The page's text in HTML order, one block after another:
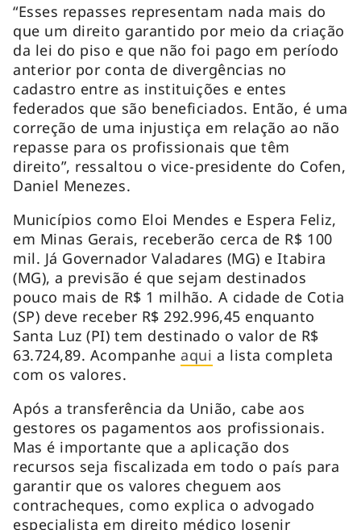
“Esses repasses representam nada mais do
que um direito garantido por meio da criação
da lei do piso e que não foi pago em período
anterior por conta de divergências no
cadastro entre as instituições e entes
federados que são beneficiados. Então, é uma
correção de uma injustiça em relação ao não
repasse para os profissionais que têm
direito”, ressaltou o vice-presidente do Cofen,
Daniel Menezes.
Municípios como Eloi Mendes e Espera Feliz,
em Minas Gerais, receberão cerca de R$ 100
mil. Já Governador Valadares (MG) e Itabira
(MG), a previsão é que sejam destinados
pouco mais de R$ 1 milhão. A cidade de Cotia
(SP) deve receber R$ 292.996,45 enquanto
Santa Luz (PI) tem destinado o valor de R$
63.724,89. Acompanheaqui a lista completa
com os valores.
Após a transferência da União, cabe aos
gestores os pagamentos aos profissionais.
Mas é importante que a aplicação dos
recursos seja fiscalizada em todo o país para
garantir que os valores cheguem aos
contracheques, como explica o advogado
especialista em direito médico Josenir